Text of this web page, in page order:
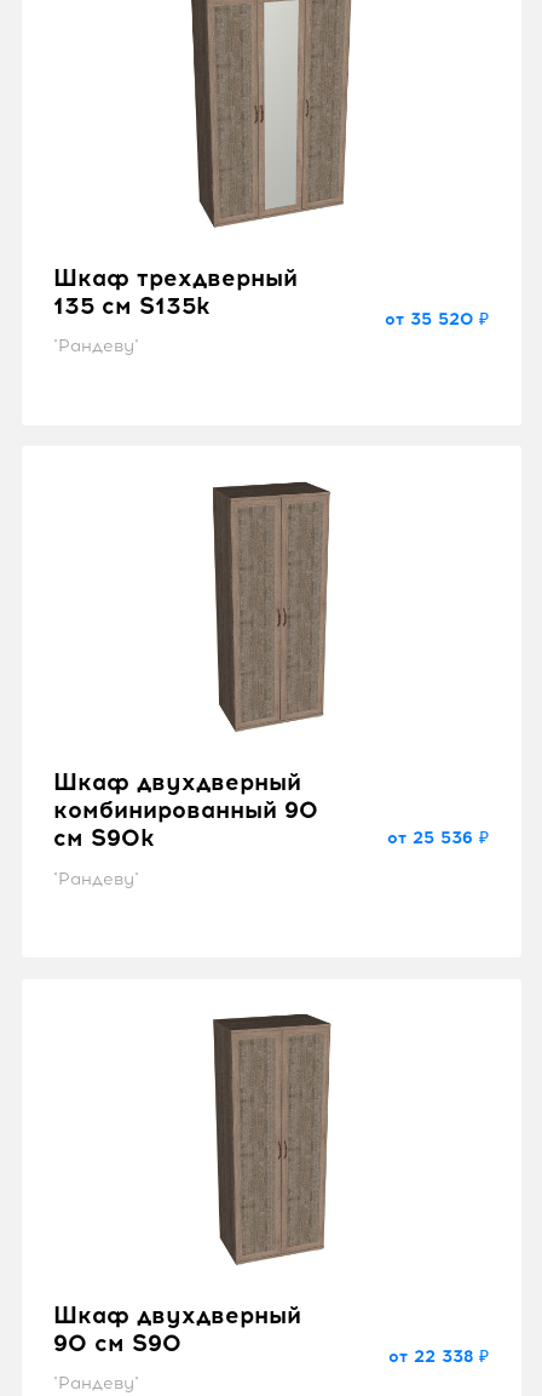
Шкаф трехдверный
135 см S135k
"Рандеву"
от 35 520 ₽
Шкаф двухдверный
комбинированный 90
см S90k
"Рандеву"
от 25 536 ₽
Шкаф двухдверный
90 см S90
"Рандеву"
от 22 338 ₽